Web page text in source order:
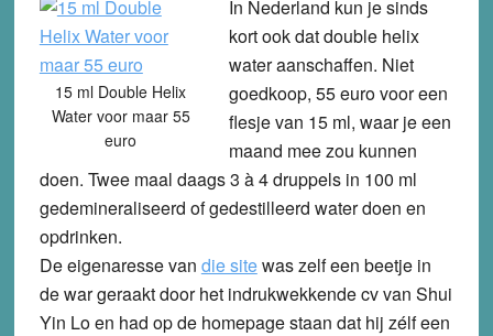
15 ml Double Helix
Water voor maar 55
euro
In Nederland kun je sinds
kort ook dat double helix
water aanschaffen. Niet
goedkoop, 55 euro voor een
flesje van 15 ml, waar je een
maand mee zou kunnen
doen. Twee maal daags 3 à 4 druppels in 100 ml
gedemineraliseerd of gedestilleerd water doen en
opdrinken.
De eigenaresse van die sitewas zelf een beetje in
de war geraakt door het indrukwekkende cv van Shui
Yin Lo en had op de homepage staan dat hij zélf een